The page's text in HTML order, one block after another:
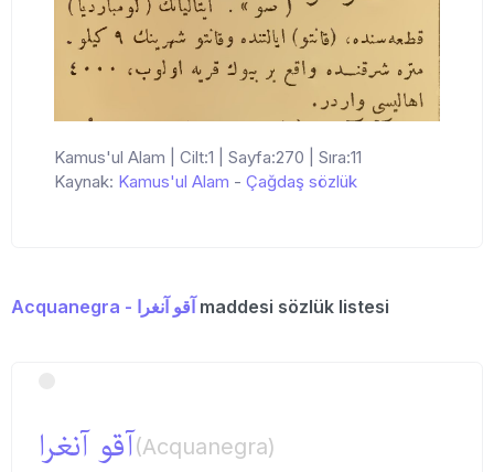
Kamus'ul Alam | Cilt:1 | Sayfa:270 | Sıra:11
Kaynak: Kamus'ul Alam - Çağdaş sözlük
Acquanegra - آقو آنغرا maddesi sözlük listesi
آقو آنغرا(Acquanegra)